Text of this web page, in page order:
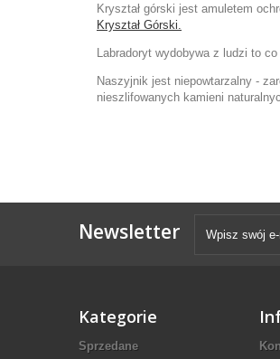
Kryształ górski jest amuletem
Kryształ Górski.
Labradoryt wydobywa z ludzi to
Naszyjnik jest niepowtarzalny -
nieszlifowanych kamieni
Newsletter
Kategorie
Sprzedane